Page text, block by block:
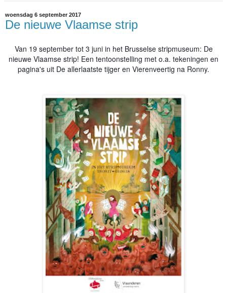
woensdag 6 september 2017
De nieuwe Vlaamse strip
Van 19 september tot 3 juni in het Brusselse stripmuseum: De
nieuwe Vlaamse strip! Een tentoonstelling met o.a. tekeningen en
pagina's uit De allerlaatste tijger en Vierenveertig na Ronny.